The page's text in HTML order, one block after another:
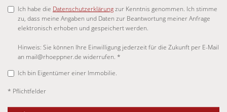
Ich habe die Datenschutzerklärungzur Kenntnis genommen. Ich stimme
zu, dass meine Angaben und Daten zur Beantwortung meiner Anfrage
elektronisch erhoben und gespeichert werden.
Hinweis: Sie können Ihre Einwilligung jederzeit für die Zukunft per E-Mail
an mail@rhoeppner.de widerrufen. *
Ich bin Eigentümer einer Immobilie.
* Pflichtfelder